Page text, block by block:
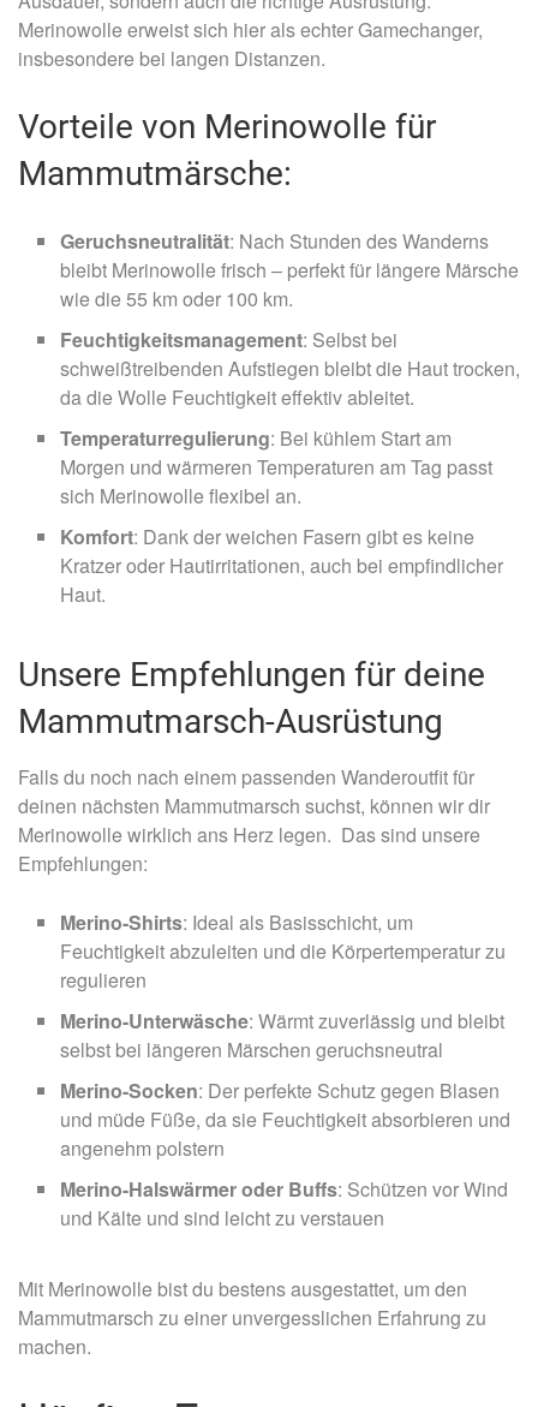
Merinowolle erweist sich hier als echter Gamechanger,
insbesondere bei langen Distanzen.
Vorteile von Merinowolle für
Mammutmärsche:
Geruchsneutralität: Nach Stunden des Wanderns
bleibt Merinowolle frisch – perfekt für längere Märsche
wie die 55 km oder 100 km.
Feuchtigkeitsmanagement: Selbst bei
schweißtreibenden Aufstiegen bleibt die Haut trocken,
da die Wolle Feuchtigkeit effektiv ableitet.
Temperaturregulierung: Bei kühlem Start am
Morgen und wärmeren Temperaturen am Tag passt
sich Merinowolle flexibel an.
Komfort: Dank der weichen Fasern gibt es keine
Kratzer oder Hautirritationen, auch bei empfindlicher
Haut.
Unsere Empfehlungen für deine
Mammutmarsch-Ausrüstung
Falls du noch nach einem passenden Wanderoutfit für
deinen nächsten Mammutmarsch suchst, können wir dir
Merinowolle wirklich ans Herz legen. Das sind unsere
Empfehlungen:
Merino-Shirts: Ideal als Basisschicht, um
Feuchtigkeit abzuleiten und die Körpertemperatur zu
regulieren
Merino-Unterwäsche: Wärmt zuverlässig und bleibt
selbst bei längeren Märschen geruchsneutral
Merino-Socken: Der perfekte Schutz gegen Blasen
und müde Füße, da sie Feuchtigkeit absorbieren und
angenehm polstern
Merino-Halswärmer oder Buffs: Schützen vor Wind
und Kälte und sind leicht zu verstauen
Mit Merinowolle bist du bestens ausgestattet, um den
Mammutmarsch zu einer unvergesslichen Erfahrung zu
machen.